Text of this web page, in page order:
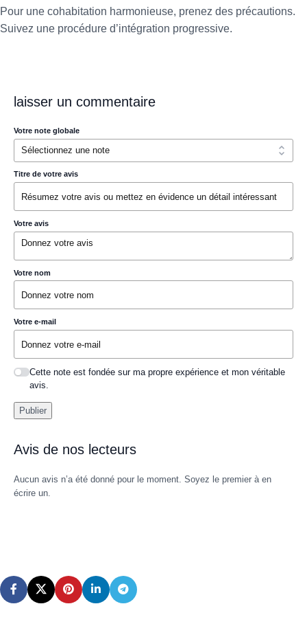
Pour une cohabitation harmonieuse, prenez des précautions.
Suivez une procédure d’intégration progressive.
laisser un commentaire
Votre note globale
Titre de votre avis
Votre avis
Votre nom
Votre e-mail
Cette note est fondée sur ma propre expérience et mon véritable
avis.
Publier
Avis de nos lecteurs
Aucun avis n’a été donné pour le moment. Soyez le premier à en
écrire un.